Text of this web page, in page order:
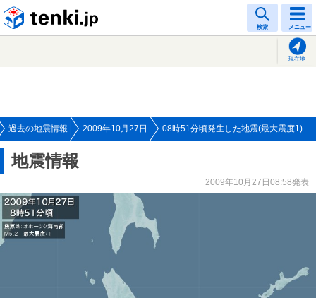
検索 メニュー
現在地
過去の地震情報 2009年10月27日 08時51分頃発生した地震(最大震度1)
地震情報
2009年10月27日08:58発表